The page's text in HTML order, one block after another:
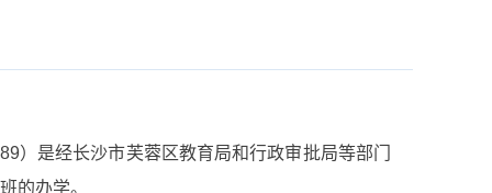
是经长沙市芙蓉区教育局和行政审批局等部门
的办学。